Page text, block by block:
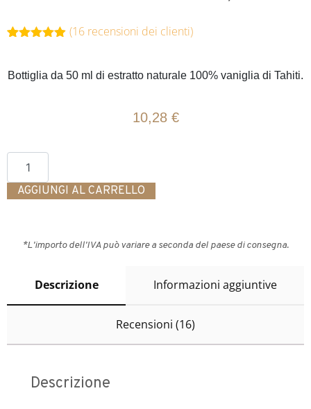
su base
di
(16 recensioni dei clienti)
Bottiglia da 50 ml di estratto naturale 100% vaniglia di Tahiti.
10,28 €
AGGIUNGI AL CARRELLO
*L'importo dell'IVA può variare a seconda del paese di consegna.
Descrizione Informazioni aggiuntive
Recensioni (16)
Descrizione